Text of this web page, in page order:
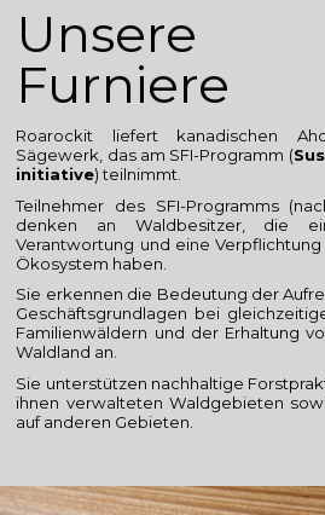
Unsere
Furniere
Roarockit liefert kanadischen
Sägewerk, das am SFI-Programm (
initiative) teilnimmt.
Teilnehmer des SFI-Programms
denken an Waldbesitzer, die
Verantwortung und eine
Ökosystem haben.
Sie erkennen die Bedeutung der
Geschäftsgrundlagen bei
Familienwäldern und der Erhaltung
Waldland an.
Sie unterstützen nachhaltige
ihnen verwalteten Waldgebieten
auf anderen Gebieten.